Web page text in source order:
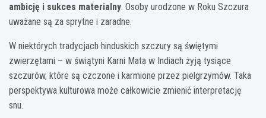
ambicję i sukces materialny. Osoby urodzone w Roku Szczura
uważane są za sprytne i zaradne.
W niektórych tradycjach hinduskich szczury są świętymi
zwierzętami – w świątyni Karni Mata w Indiach żyją tysiące
szczurów, które są czczone i karmione przez pielgrzymów. Taka
perspektywa kulturowa może całkowicie zmienić interpretację
snu.